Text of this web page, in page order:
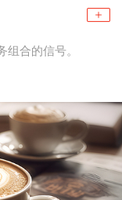
合的信号。